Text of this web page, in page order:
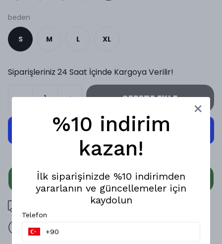
beden
S M L XL
Siparişleriniz 24 Saat İçinde Kargoya Verilir!
SEPETE EKLE
WHATSAPP
3000 TL üzeri ücretsiz kargo
14 gün içinde iade değişim
%10 indirim
kazan!
İlk siparişinizde %10 indirimden
yararlanın ve güncellemeler için
kaydolun
Telefon